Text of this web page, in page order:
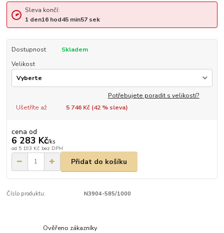
Sleva končí:
1 den16hod45min57sek
Dostupnost
Skladem
Velikost
Potřebujete poradit s velikostí?
Ušetříte až
5 746 Kč (42% sleva)
cena od
6 283 Kč/ks
od 5 193 Kč bez DPH
Přidat do košíku
Číslo produktu: N3904-585/1000
Ověřeno zákazníky